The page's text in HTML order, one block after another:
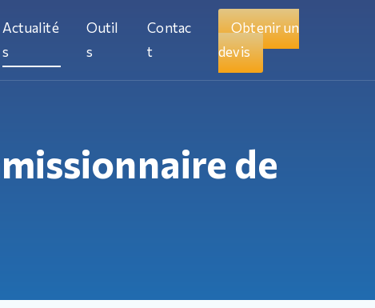
Actualité
s
Outil
s
Contac
t
Obtenir un
devis
de